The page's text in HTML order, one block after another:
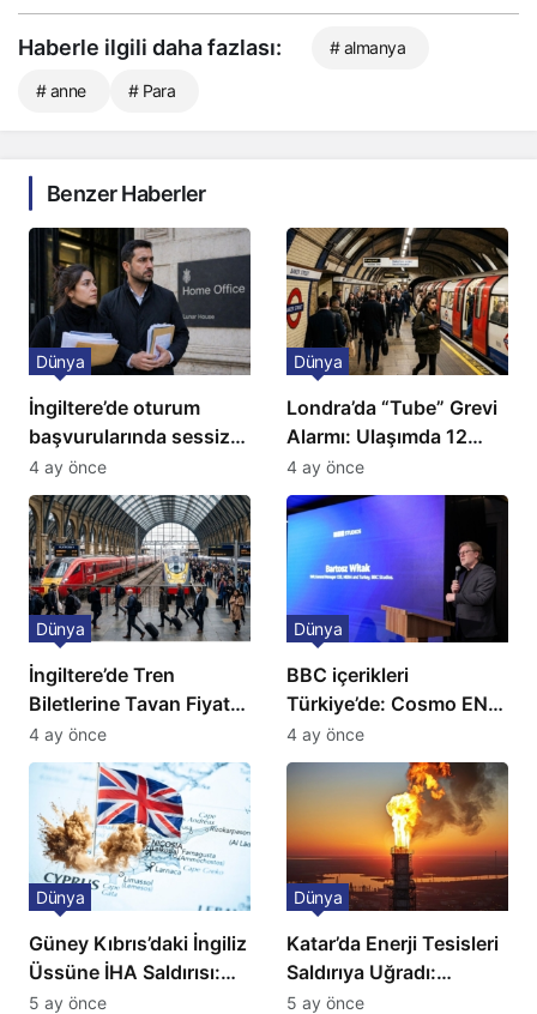
Haberle ilgili daha fazlası: # almanya
# anne # Para
Benzer Haberler
İngiltere’de oturum
başvurularında sessiz
kriz: Büyükelçilikten
açıklama!
Dünya
4 ay önce
Londra’da “Tube” Grevi
Alarmı: Ulaşımda 12
Günlük Kaos Kapıda
Dünya
4 ay önce
İngiltere’de Tren
Biletlerine Tavan Fiyat:
Ulaşımda Yeni
Düzenleme
Dünya
4 ay önce
BBC içerikleri
Türkiye’de: Cosmo EN
ve BBC Player yayında
Dünya
4 ay önce
Güney Kıbrıs’daki İngiliz
Üssüne İHA Saldırısı:
Patlama, Sirenler ve
Dünya
5 ay önce
Katar’da Enerji Tesisleri
Saldırıya Uğradı:
Avrupa’da Doğalgaz
Dünya
5 ay önce